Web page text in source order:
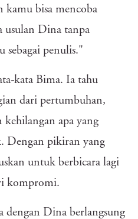
bisa mencoba
usulan Dina tanpa
penulis."
kata Bima. Ia tahu
dari pertumbuhan,
apa yang
Dengan pikiran yang
untuk berbicara lagi
kompromi.
dengan Dina berlangsung